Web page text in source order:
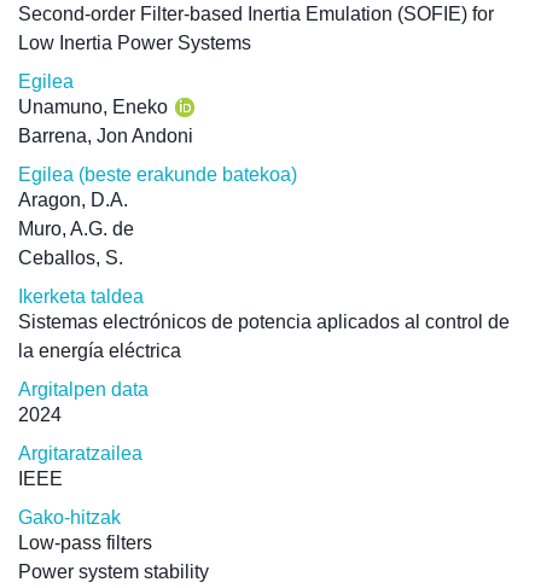
Second-order Filter-based Inertia Emulation (SOFIE) for
Low Inertia Power Systems
Egilea
Unamuno, Eneko
Barrena, Jon Andoni
Egilea (beste erakunde batekoa)
Aragon, D.A.
Muro, A.G. de
Ceballos, S.
Ikerketa taldea
Sistemas electrónicos de potencia aplicados al control de
la energía eléctrica
Argitalpen data
2024
Argitaratzailea
IEEE
Gako-hitzak
Low-pass filters
Power system stability